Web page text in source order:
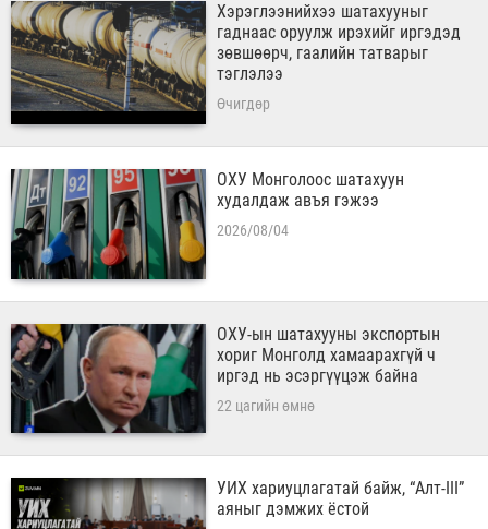
Хэрэглээнийхээ шатахууныг
гаднаас оруулж ирэхийг иргэдэд
зөвшөөрч, гаалийн татварыг
тэглэлээ
Өчигдөр
ОХУ Монголоос шатахуун
худалдаж авъя гэжээ
2026/08/04
ОХУ-ын шатахууны экспортын
хориг Монголд хамаарахгүй ч
иргэд нь эсэргүүцэж байна
22 цагийн өмнө
УИХ хариуцлагатай байж, “Алт-III”
аяныг дэмжих ёстой